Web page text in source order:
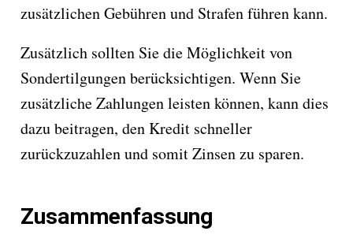
zusätzlichen Gebühren und Strafen führen kann.
Zusätzlich sollten Sie die Möglichkeit von
Sondertilgungen berücksichtigen. Wenn Sie
zusätzliche Zahlungen leisten können, kann dies
dazu beitragen, den Kredit schneller
zurückzuzahlen und somit Zinsen zu sparen.
Zusammenfassung